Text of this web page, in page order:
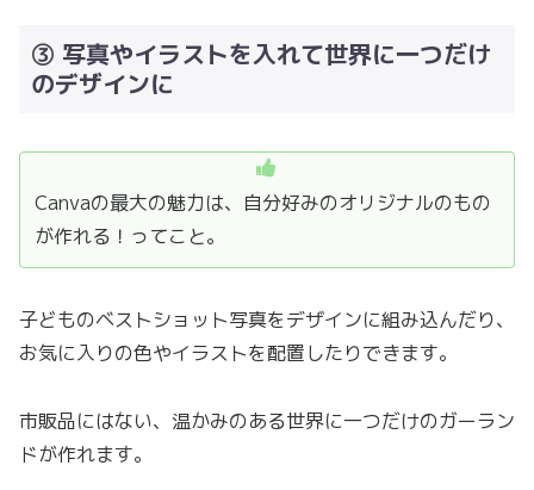
③ 写真やイラストを入れて世界に一つだけ
のデザインに
Canvaの最大の魅力は、自分好みのオリジナルのもの
が作れる！ってこと。
子どものベストショット写真をデザインに組み込んだり、
お気に入りの色やイラストを配置したりできます。
市販品にはない、温かみのある世界に一つだけのガーラン
ドが作れます。